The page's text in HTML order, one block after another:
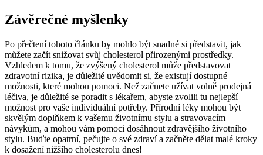
Závěrečné myšlenky
Po přečtení tohoto⁤ článku by ‌mohlo​ být snadné si představit, jak
můžete začít snižovat svůj cholesterol přirozenými prostředky.
‍Vzhledem k⁤ tomu, že zvýšený cholesterol​ může představovat
‌zdravotní⁤ rizika, je důležité uvědomit⁤ si, že existují dostupné
možnosti, které mohou pomoci. Než začnete užívat volně prodejná
léčiva,‌ je⁢ důležité se poradit ⁢s lékařem, abyste⁣ zvolili ‌tu nejlepší⁢
možnost pro vaše ​individuální potřeby. Přírodní⁢ léky mohou být
skvělým doplňkem k vašemu životnímu ⁣stylu a stravovacím
návykům, a mohou vám pomoci⁤ dosáhnout zdravějšího⁣ životního
stylu. Buďte opatrní,‍ pečujte o své zdraví a ⁢začněte dělat ⁢malé kroky
k ⁤dosažení⁤ nižšího cholesterolu dnes!